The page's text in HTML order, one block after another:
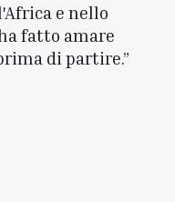
e nello
fatto amare
di partire.